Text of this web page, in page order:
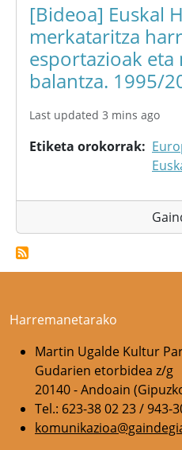
[Bideoa] Euskal
merkataritza
esportazioak
balantza. 1995/
Last updated 3 mins ago
Etiketa orokorrak
Harremanetarako
Martin Ugalde Kultur
Gudarien etorbidea z/g
20140 - Andoain
Tel.: 623-38 02 23 / 943-